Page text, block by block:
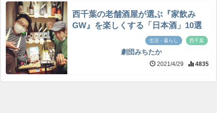
西千葉の老舗酒屋が選ぶ『家飲み
GW』を楽しくする「日本酒」10選
生活・暮らし 西千葉
劇団みちたか
2021/4/29 4835